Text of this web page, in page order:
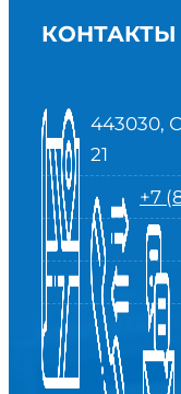
КОНТАКТЫ
443030,
21
+7